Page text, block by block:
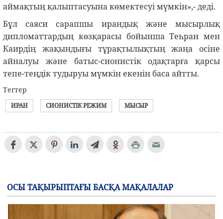
аймақтың қалыптасуына көмектесуі мүмкін»,- деді.
Бұл саяси сарапшы ирандық және мысырлық
дипломаттардың көзқарасы бойынша Теһран мен
Каирдің жақындығы тұрақтылықтың жаңа осіне
айналуы және батыс-сионистік одақтарға қарсы
тепе-теңдік тудыруы мүмкін екенін баса айтты.
Тегтер
ИРАН СИОНИСТІК РЕЖИМ МЫСЫР
ОСЫ ТАҚЫРЫПТАҒЫ БАСҚА МАҚАЛАЛАР